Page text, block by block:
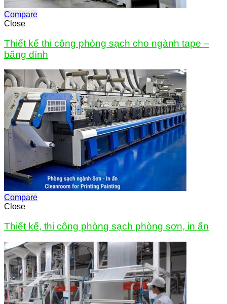
Compare
Close
Thiết kế thi công phòng sạch cho ngành tape –
băng dính
Compare
Close
Thiết kế, thi công phòng sạch phòng sơn, in ấn